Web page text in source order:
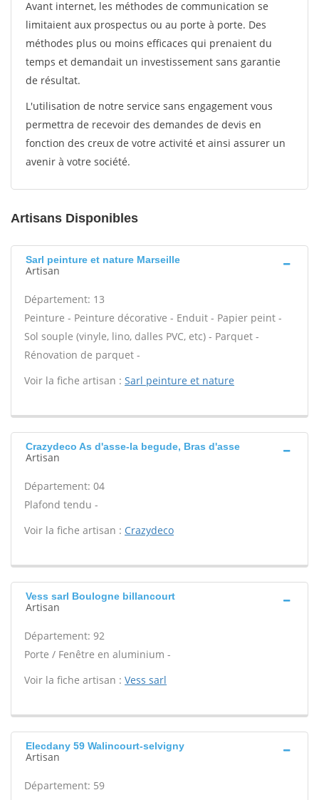
Avant internet, les méthodes de communication se
limitaient aux prospectus ou au porte à porte. Des
méthodes plus ou moins efficaces qui prenaient du
temps et demandait un investissement sans garantie
de résultat.
L'utilisation de notre service sans engagement vous
permettra de recevoir des demandes de devis en
fonction des creux de votre activité et ainsi assurer un
avenir à votre société.
Artisans Disponibles
Sarl peinture et nature Marseille
Artisan
Département: 13
Peinture - Peinture décorative - Enduit - Papier peint -
Sol souple (vinyle, lino, dalles PVC, etc) - Parquet -
Rénovation de parquet -
Voir la fiche artisan : Sarl peinture et nature
Crazydeco As d'asse-la begude, Bras d'asse
Artisan
Département: 04
Plafond tendu -
Voir la fiche artisan : Crazydeco
Vess sarl Boulogne billancourt
Artisan
Département: 92
Porte / Fenêtre en aluminium -
Voir la fiche artisan : Vess sarl
Elecdany 59 Walincourt-selvigny
Artisan
Département: 59